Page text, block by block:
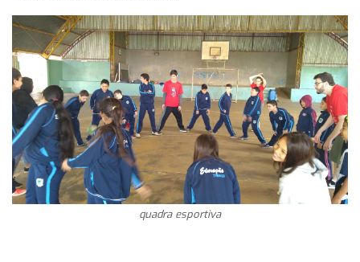
quadra esportiva